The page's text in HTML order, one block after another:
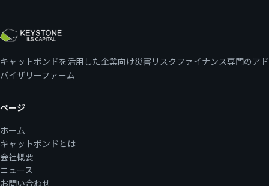
キャットボンドを活用した企業向け災害リスクファイナンス専門のアド
バイザリーファーム
ページ
ホーム
キャットボンドとは
会社概要
ニュース
お問い合わせ